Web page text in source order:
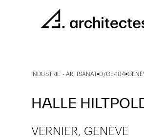
INDUSTRIE - ARTISANAT 0/GE-104
HALLE
VERNIER, GENÈVE